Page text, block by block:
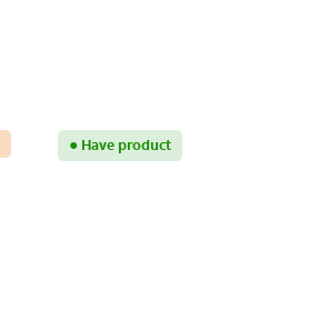
●Have product